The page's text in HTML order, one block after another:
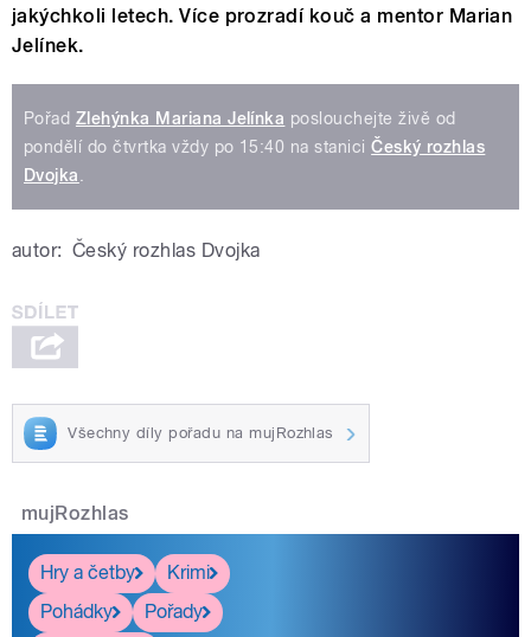
jakýchkoli letech. Více prozradí kouč a mentor Marian
Jelínek.
Pořad Zlehýnka Mariana Jelínka poslouchejte živě od
pondělí do čtvrtka vždy po 15:40 na staniciČeský rozhlas
Dvojka.
autor: Český rozhlas Dvojka
Všechny díly pořadu na mujRozhlas
mujRozhlas
Hry a četby
Krimi
Pohádky
Pořady